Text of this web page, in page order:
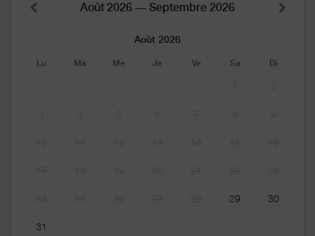
Août 2026 — Septembre 2026
Août 2026
Lu Ma Me Je Ve Sa Di
29 30
31